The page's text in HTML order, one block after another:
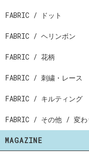
FABRIC / ドット
FABRIC / ヘリンボン
FABRIC / 花柄
FABRIC / 刺繍・レース
FABRIC / キルティング
FABRIC / その他 / 変わ
MAGAZINE